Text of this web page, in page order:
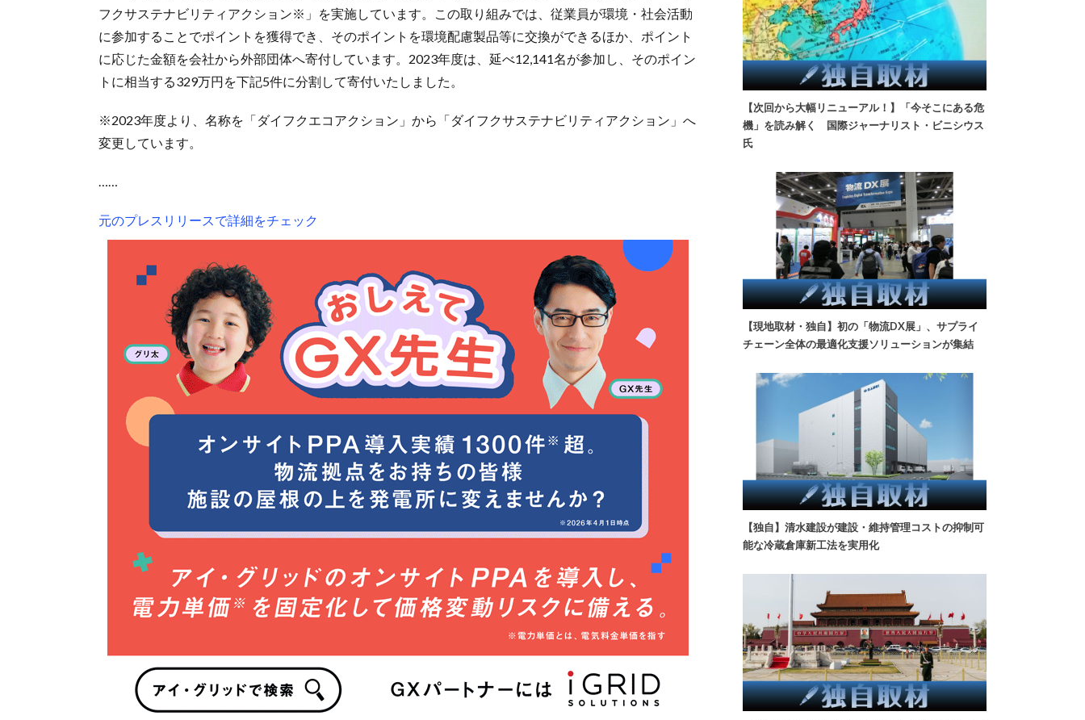
フクサステナビリティアクション※」を実施しています。この取り組みでは、従業員が環境・社会活動
に参加することでポイントを獲得でき、そのポイントを環境配慮製品等に交換ができるほか、ポイント
に応じた金額を会社から外部団体へ寄付しています。2023年度は、延べ12,141名が参加し、そのポイン
トに相当する329万円を下記5件に分割して寄付いたしました。
※2023年度より、名称を「ダイフクエコアクション」から「ダイフクサステナビリティアクション」へ
変更しています。
……
元のプレスリリースで詳細をチェック
【次回から大幅リニューアル！】「今そこにある危
機」を読み解く 国際ジャーナリスト・ビニシウス
氏
【現地取材・独自】初の「物流DX展」、サプライ
チェーン全体の最適化支援ソリューションが集結
【独自】清水建設が建設・維持管理コストの抑制可
能な冷蔵倉庫新工法を実用化